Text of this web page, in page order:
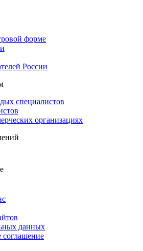
форме
России
специалистов
организациях
данных
соглашение